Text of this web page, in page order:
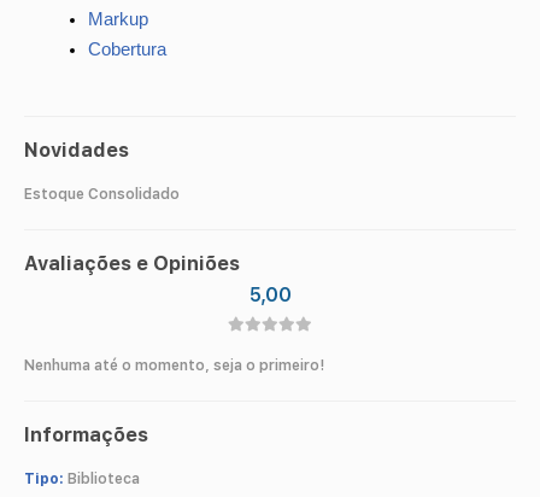
Markup
Cobertura
Novidades
Estoque Consolidado
Avaliações e Opiniões
5,00
Nenhuma até o momento, seja o primeiro!
Informações
Tipo: Biblioteca